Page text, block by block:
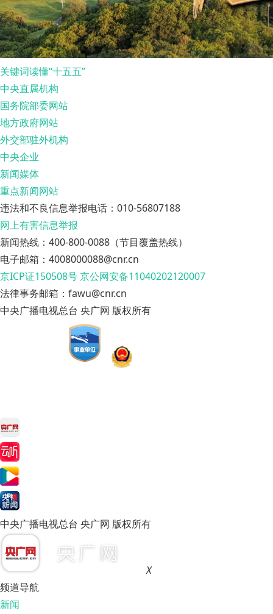
关键词读懂“十五五”
中央直属机构
国务院部委网站
地方政府网站
外交部驻外机构
中央企业
新闻媒体
重点新闻网站
违法和不良信息举报电话：010-56807188
网上有害信息举报
新闻热线：400-800-0088（节目覆盖热线）
电子邮箱：4008000088@cnr.cn
京ICP证150508号京公网安备11040202120007
法律事务邮箱：fawu@cnr.cn
中央广播电视总台 央广网 版权所有
中央广播电视总台 央广网 版权所有
X
频道导航
新闻